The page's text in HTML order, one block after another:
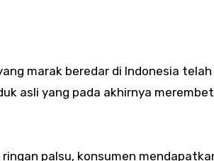
marak beredar di Indonesia
asli yang pada akhirnya
palsu, konsumen